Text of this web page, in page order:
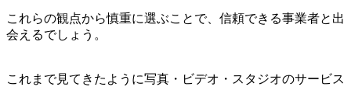
これらの観点から慎重に選ぶことで、信頼できる事業者と出
会えるでしょう。
これまで見てきたように写真・ビデオ・スタジオのサービス